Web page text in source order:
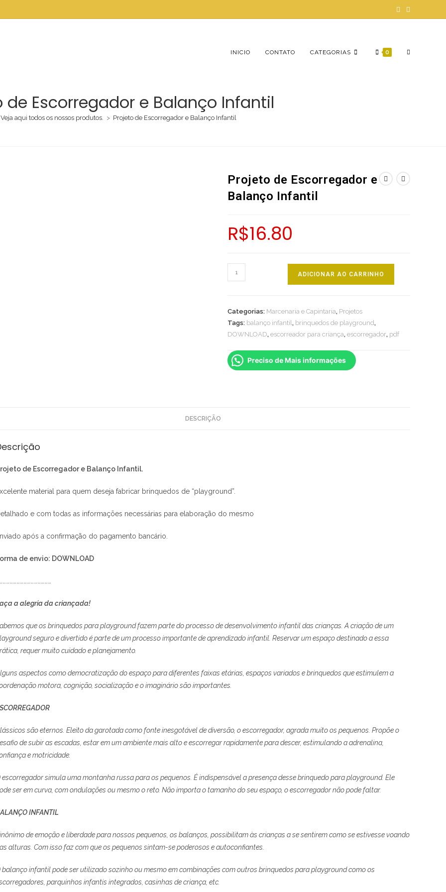
INICIO CONTATO CATEGORIAS 0 ALTERNAR
de Escorregador e Balanço Infantil
Veja aqui todos os nossos produtos. > Projeto de Escorregador e Balanço Infantil
Projeto de Escorregador e
Balanço Infantil
R$16.80
de
Balanço
Infantil
ADICIONAR AO CARRINHO
Categorias: Marcenaria e Capintaria, Projetos
Tags: balanço infantil, brinquedos de playground,
DOWNLOAD,escorreador para criança,escorregador, pdf
Preciso de Mais informações
DESCRIÇÃO
de Escorregador e Balanço Infantil.
material para quem deseja fabricar brinquedos de “playground”.
e com todas as informações necessárias para elaboração do mesmo
após a confirmação do pagamento bancário.
de envio: DOWNLOAD
a alegria da criançada!
que os brinquedos para playground fazem parte do processo de desenvolvimento infantil das crianças. A criação de um
seguro e divertido é parte de um processo importante de aprendizado infantil. Reservar um espaço destinado a essa
requer muito cuidado e planejamento.
aspectos como democratização do espaço para diferentes faixas etárias, espaços variados e brinquedos que estimulem a
motora, cognição, socialização e o imaginário são importantes.
são eternos. Eleito da garotada como fonte inesgotável de diversão, o escorregador, agrada muito os pequenos. Propõe o
de subir as escadas, estar em um ambiente mais alto e escorregar rapidamente para descer, estimulando a adrenalina,
e motricidade.
escorregador simula uma montanha russa para os pequenos. É indispensável a presença desse brinquedo para playground. Ele
ser em curva, com ondulações ou mesmo o reto. Não importa o tamanho do seu espaço, o escorregador não pode faltar.
INFANTIL
de emoção e liberdade para nossos pequenos, os balanços, possibilitam às crianças a se sentirem como se estivesse voando
alturas. Com isso faz com que os pequenos sintam-se poderosos e autoconfiantes.
balanço infantil pode ser utilizado sozinho ou mesmo em combinações com outros brinquedos para playground como os
parquinhos infantis integrados, casinhas de criança, etc.